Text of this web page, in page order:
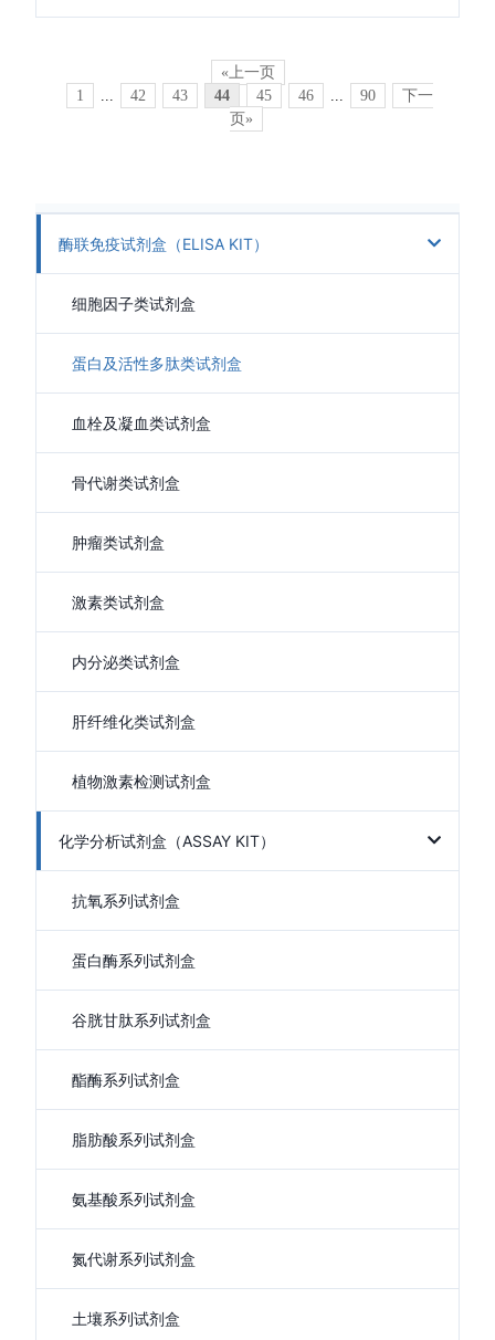
«上一页
1
... 42 43 44 45 46 ... 90
下一
页»
酶联免疫试剂盒（ELISA KIT）
细胞因子类试剂盒
蛋白及活性多肽类试剂盒
血栓及凝血类试剂盒
骨代谢类试剂盒
肿瘤类试剂盒
激素类试剂盒
内分泌类试剂盒
肝纤维化类试剂盒
植物激素检测试剂盒
化学分析试剂盒（ASSAY KIT）
抗氧系列试剂盒
蛋白酶系列试剂盒
谷胱甘肽系列试剂盒
酯酶系列试剂盒
脂肪酸系列试剂盒
氨基酸系列试剂盒
氮代谢系列试剂盒
土壤系列试剂盒